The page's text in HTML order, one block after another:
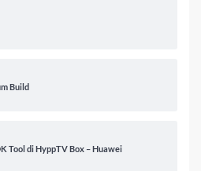
Build
Tool di HyppTV Box – Huawei